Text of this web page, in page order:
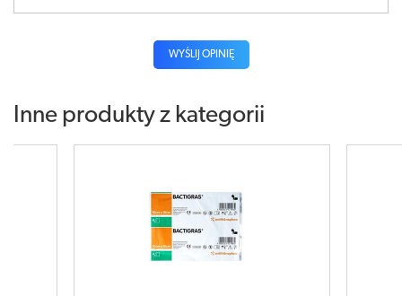
WYŚLIJ OPINIĘ
Inne produkty z kategorii